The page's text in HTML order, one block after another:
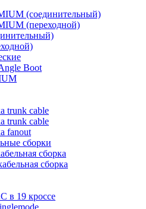
(соединительный)
(переходной)
Boot
trunk cable
trunk cable
fanout
сборки
сборка
сборка
в 19 кроссе